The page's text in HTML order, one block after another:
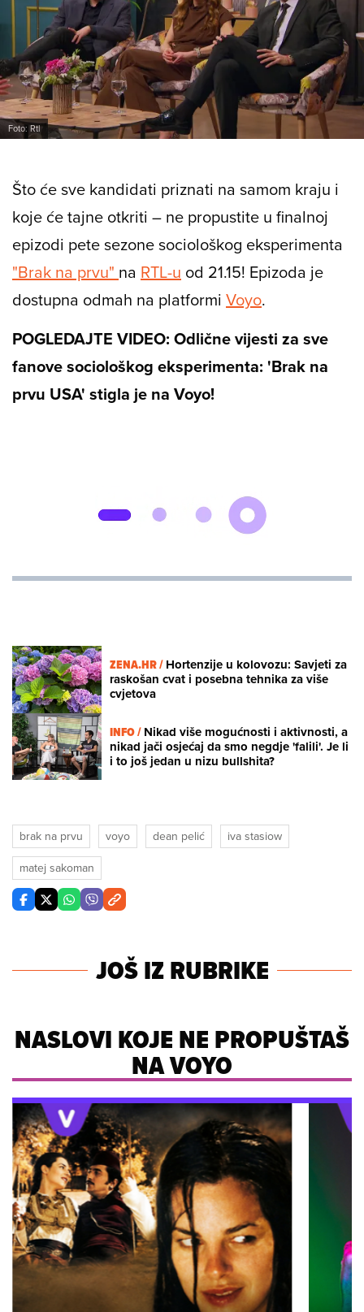
Foto: Rtl
Što će sve kandidati priznati na samom kraju i
koje će tajne otkriti – ne propustite u finalnoj
epizodi pete sezone sociološkog eksperimenta
"Brak na prvu" na RTL-u od 21.15! Epizoda je
dostupna odmah na platformi Voyo.
POGLEDAJTE VIDEO: Odlične vijesti za sve
fanove sociološkog eksperimenta: 'Brak na
prvu USA' stigla je na Voyo!
Loaded:
ZENA.HR /Hortenzije u kolovozu: Savjeti za
raskošan cvat i posebna tehnika za više
cvjetova
INFO /Nikad više mogućnosti i aktivnosti, a
nikad jači osjećaj da smo negdje 'falili'. Je li
i to još jedan u nizu bullshita?
brak na prvu voyo dean pelić
iva stasiow
matej sakoman
JOŠ IZ RUBRIKE
NASLOVI KOJE NE PROPUŠTAŠ
NA VOYO